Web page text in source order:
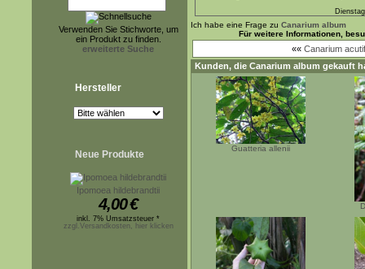
Verwenden Sie Stichworte, um
ein Produkt zu finden.
erweiterte Suche
Hersteller
Neue Produkte
Ipomoea hildebrandtii
4,00€
inkl. 7% Umsatzsteuer *
zzgl.Versandkosten, hier klicken
Ich habe eine Frage zu Canarium album
Für weitere Informationen,
«« Canarium
Kunden, die Canarium album gekauft
Guatteria allenii